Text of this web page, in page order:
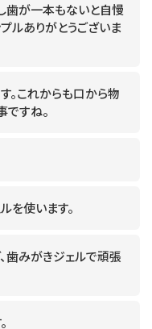
歯が一本もないと自慢
ルありがとうございま
。これからも口から物
すね。
を使います。
歯みがきジェルで頑張